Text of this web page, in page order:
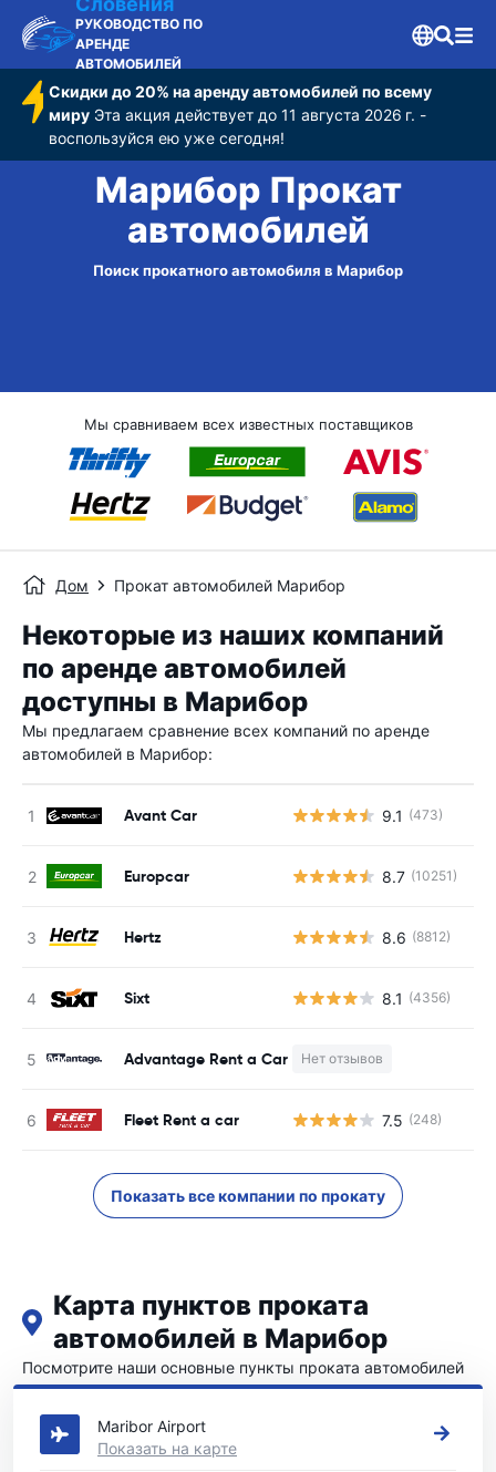
РУКОВОДСТВО ПО
АРЕНДЕ
АВТОМОБИЛЕЙ
Скидки до 20% на аренду автомобилей по всему
мируЭта акция действует до 11 августа 2026 г. -
воспользуйся ею уже сегодня!
Марибор Прокат
автомобилей
Поиск прокатного автомобиля в Марибор
Мы сравниваем всех известных поставщиков
Дом Прокат автомобилей Марибор
Некоторые из наших компаний
по аренде автомобилей
доступны в Марибор
Мы предлагаем сравнение всех компаний по аренде
автомобилей в Марибор:
Avant Car 9.1 (473)
Europcar 8.7 (10251)
Hertz 8.6 (8812)
Sixt 8.1 (4356)
Advantage Rent a Car Нет отзывов
Fleet Rent a car 7.5 (248)
Показать все компании по прокату
Карта пунктов проката
автомобилей в Марибор
Посмотрите наши основные пункты проката автомобилей
в Марибор
Maribor Airport
Показать на карте